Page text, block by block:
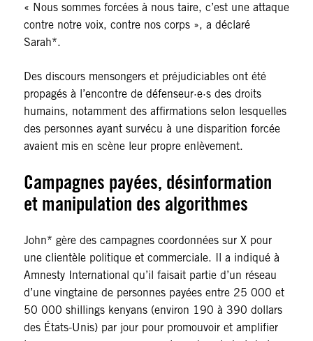
« Nous sommes forcées à nous taire, c’est une attaque
contre notre voix, contre nos corps », a déclaré
Sarah*.
Des discours mensongers et préjudiciables ont été
propagés à l’encontre de défenseur·e·s des droits
humains, notamment des affirmations selon lesquelles
des personnes ayant survécu à une disparition forcée
avaient mis en scène leur propre enlèvement.
Campagnes payées, désinformation
et manipulation des algorithmes
John* gère des campagnes coordonnées sur X pour
une clientèle politique et commerciale. Il a indiqué à
Amnesty International qu’il faisait partie d’un réseau
d’une vingtaine de personnes payées entre 25 000 et
50 000 shillings kenyans (environ 190 à 390 dollars
des États-Unis) par jour pour promouvoir et amplifier